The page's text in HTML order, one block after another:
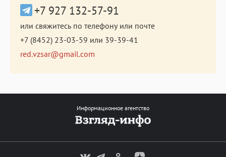
+7 927 132-57-91
или свяжитесь по телефону или почте
+7 (8452) 23-03-59 или 39-39-41
red.vzsar@gmail.com
Информационное агентство